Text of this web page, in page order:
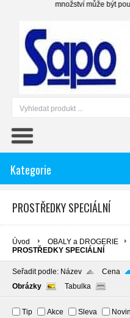
množství může být
Kategorie
PROSTŘEDKY SPECIÁLNÍ
Úvod OBALY a DROGERIE
PROSTŘEDKY SPECIÁLNÍ
Seřadit podle: Název
Cena
Obrázky
Tabulka
Tip Akce Sleva